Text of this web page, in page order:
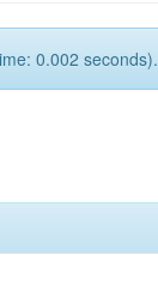
0.002 seconds).